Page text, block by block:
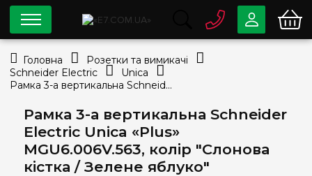
Рамка 3-а вертикальна Schneider
Electric Unica «Plus»
MGU6.006V.563, колір "Слонова
кістка / Зелене яблуко"
0 80033-63-07
info@e7.com.ua
334-79-78
Viber Telegram
Головна
Розетки та вимикачі
Schneider Electric
Unica
Рамка 3-а вертикальна Schneider Electric Unica «Plus» MGU6.006V.563, колір "Слонова кістка / Зелене яблуко"